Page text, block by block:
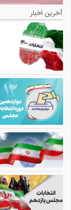
آخرین اخبار